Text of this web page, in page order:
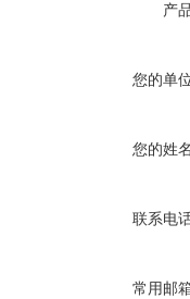
产
您的单
您的姓
联系电
常用邮